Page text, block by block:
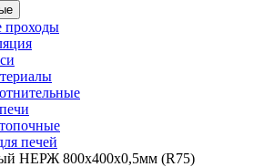
проходы
печей
НЕРЖ 800х400х0,5мм (R75)